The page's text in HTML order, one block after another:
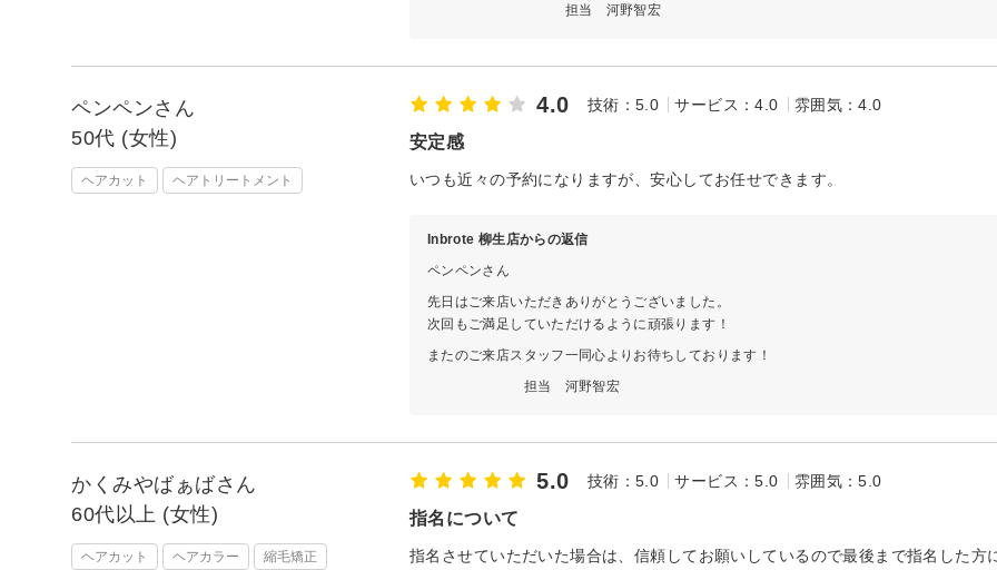
担当 河野智宏
ペンペンさん
50代 (女性)
ヘアカット ヘアトリートメント
4.0 技術：5.0 サービス：4.0 雰囲気：4.0
安定感
いつも近々の予約になりますが、安心してお任せできます。
Inbrote 柳生店からの返信
ペンペンさん
先日はご来店いただきありがとうございました。
次回もご満足していただけるように頑張ります！
またのご来店スタッフ一同心よりお待ちしております！
担当 河野智宏
かくみやばぁばさん
60代以上 (女性)
ヘアカット ヘアカラー 縮毛矯正
5.0 技術：5.0 サービス：5.0 雰囲気：5.0
指名について
指名させていただいた場合は、信頼してお願いしているので最後まで指名した方